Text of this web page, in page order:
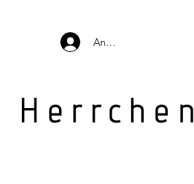
Anmelden
Herrchen